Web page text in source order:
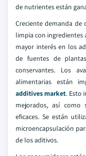
de nutrientes están
Creciente demanda de
limpia con ingredientes
mayor interés en los
de fuentes de
conservantes. Los
alimentarias están
additives market. Esto
mejorados, así como
eficaces. Se están
microencapsulación
de los aditivos.